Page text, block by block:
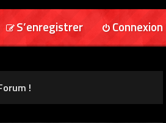
Connexion
S’enregistrer
!